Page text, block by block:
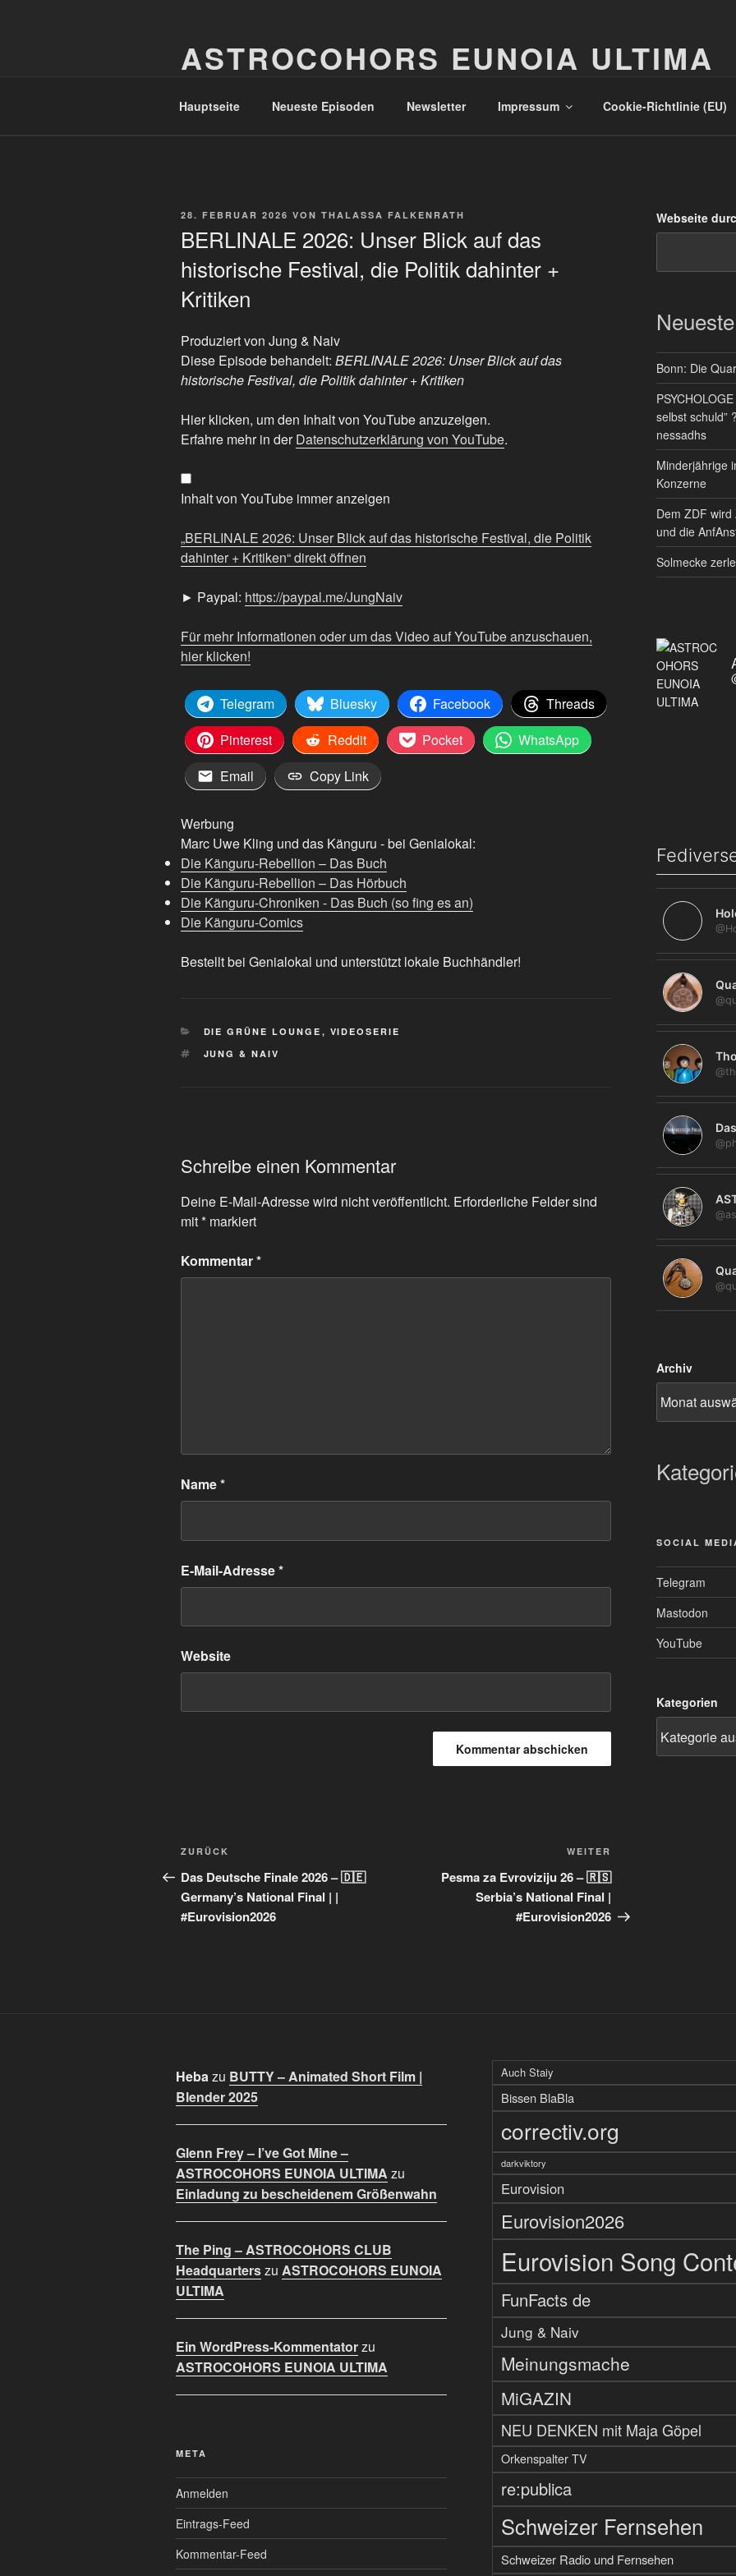
ASTROCOHORS EUNOIA ULTIMA
Hauptseite Neueste Episoden Newsletter Impressum Cookie-Richtlinie (EU)
VERÖFFENTLICHT
28. FEBRUAR 2026 VON THALASSA FALKENRATH
BERLINALE 2026: Unser Blick auf das
historische Festival, die Politik dahinter +
Kritiken
Produziert von Jung & Naiv
Diese Episode behandelt: BERLINALE 2026: Unser Blick auf das
historische Festival, die Politik dahinter + Kritiken
„BERLINALE
2026:
Blick
auf
historische
Festival,
Politik
+
Kritiken“
YouTube
anzeigen
Hier klicken, um den Inhalt von YouTube anzuzeigen.
Erfahre mehr in derDatenschutzerklärung von YouTube.
Inhalt von YouTube immer anzeigen
„BERLINALE 2026: Unser Blick auf das historische Festival, die Politik
dahinter + Kritiken“ direkt öffnen
► Paypal: https://paypal.me/JungNaiv
Für mehr Informationen oder um das Video auf YouTube anzuschauen,
hier klicken!
Telegram Bluesky Facebook
Threads
Pinterest
Reddit Pocket
WhatsApp
Email
Copy Link
Werbung
Marc Uwe Kling und das Känguru - bei Genialokal:
Die Känguru-Rebellion – Das Buch
Die Känguru-Rebellion – Das Hörbuch
Die Känguru-Chroniken - Das Buch (so fing es an)
Die Känguru-Comics
Bestellt bei Genialokal und unterstützt lokale Buchhändler!
KATEGORIEN
DIE GRÜNE LOUNGE , VIDEOSERIE
SCHLAGWÖRTER
JUNG & NAIV
Schreibe einen Kommentar
Deine E-Mail-Adresse wird nicht veröffentlicht. Erforderliche Felder sind
mit* markiert
Kommentar*
Name*
E-Mail-Adresse*
Website
Beitragsnavigation
Vorheriger
Beitrag
ZURÜCK
Das Deutsche Finale 2026 – 🇩🇪
Germany’s National Final | |
#Eurovision2026
Beitrag
WEITER
Pesma za Evroviziju 26 – 🇷🇸
Serbia’s National Final |
#Eurovision2026
Webseite
Bonn: Die
selbst schuld”
nessadhs
Minderjährige
Konzerne
Dem ZDF
und die
Solmecke
Archiv
SOCIAL
Telegram
Mastodon
YouTube
Kategorien
Hebazu BUTTY – Animated Short Film |
Blender 2025
Glenn Frey – I’ve Got Mine –
ASTROCOHORS EUNOIA ULTIMA zu
Einladung zu bescheidenem Größenwahn
The Ping – ASTROCOHORS CLUB
Headquarterszu ASTROCOHORS EUNOIA
ULTIMA
Ein WordPress-Kommentatorzu
ASTROCOHORS EUNOIA ULTIMA
META
Anmelden
Eintrags-Feed
Kommentar-Feed
Auch Staiy
Bissen BlaBla
correctiv.org
darkviktory
Eurovision
Eurovision2026
Eurovision Song
FunFacts de
Jung & Naiv
Meinungsmache
MiGAZIN
NEU DENKEN mit Maja Göpel
Orkenspalter TV
re:publica
Schweizer Fernsehen
Schweizer Radio und Fernsehen